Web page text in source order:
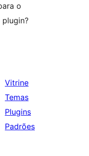
o
Vitrine
Temas
Plugins
Padrões